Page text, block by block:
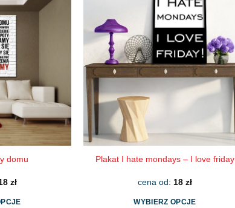
wiele
wariantów.
Opcje
wybrać
na
stronie
domu
zł
Plakat I hate mondays – I love friday
cena od: 18 zł
WYBIERZ OPCJE